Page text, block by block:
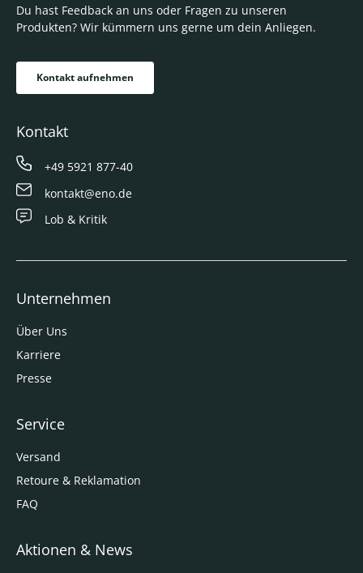
Du hast Feedback an uns oder Fragen zu unseren
Produkten? Wir kümmern uns gerne um dein Anliegen.
Kontakt aufnehmen
Kontakt
+49 5921 877-40
kontakt@eno.de
Lob & Kritik
Unternehmen
Über Uns
Karriere
Presse
Service
Versand
Retoure & Reklamation
FAQ
Aktionen & News